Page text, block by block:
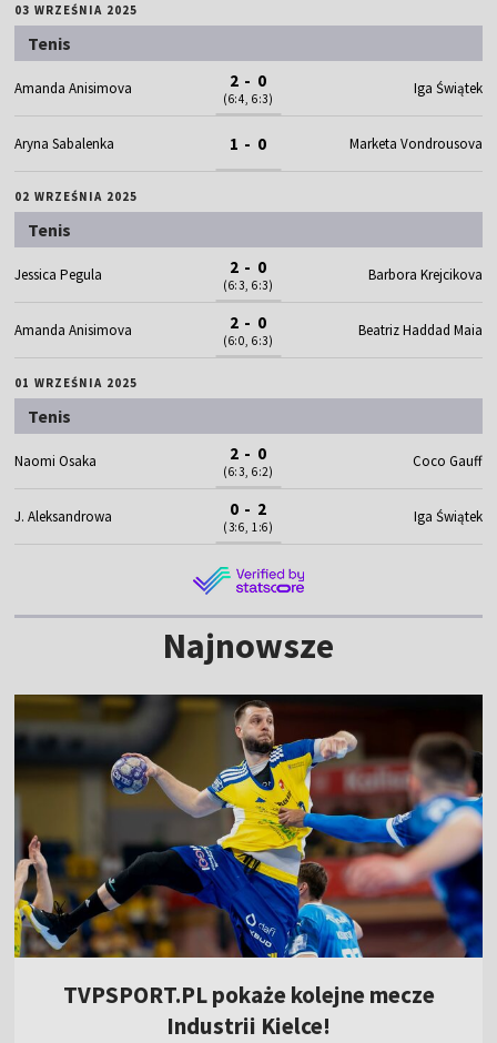
03 WRZEŚNIA 2025
Tenis
Amanda Anisimova 2 - 0
(6:4, 6:3)
Iga Świątek
Aryna Sabalenka 1 - 0 Marketa Vondrousova
02 WRZEŚNIA 2025
Tenis
Jessica Pegula 2 - 0
(6:3, 6:3)
Barbora Krejcikova
Amanda Anisimova 2 - 0
(6:0, 6:3)
Beatriz Haddad Maia
01 WRZEŚNIA 2025
Tenis
Naomi Osaka 2 - 0
(6:3, 6:2)
Coco Gauff
J. Aleksandrowa 0 - 2
(3:6, 1:6)
Iga Świątek
Najnowsze
TVPSPORT.PL pokaże kolejne mecze
Industrii Kielce!